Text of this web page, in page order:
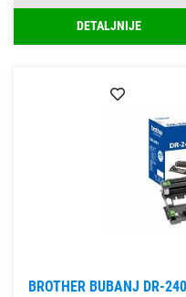
DETALJNIJE
BROTHER BUBANJ DR-